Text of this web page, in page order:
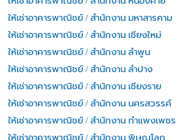
ให้เช่าอาคารพาณิชย์ / สำนักงาน มหาสารคาม
ให้เช่าอาคารพาณิชย์ / สำนักงาน เชียงใหม่
ให้เช่าอาคารพาณิชย์ / สำนักงาน ลำพูน
ให้เช่าอาคารพาณิชย์ / สำนักงาน ลำปาง
ให้เช่าอาคารพาณิชย์ / สำนักงาน เชียงราย
ให้เช่าอาคารพาณิชย์ / สำนักงาน นครสวรรค์
ให้เช่าอาคารพาณิชย์ / สำนักงาน กำแพงเพชร
ให้เช่าอาคารพาณิชย์ / สำนักงาน พิษณุโลก